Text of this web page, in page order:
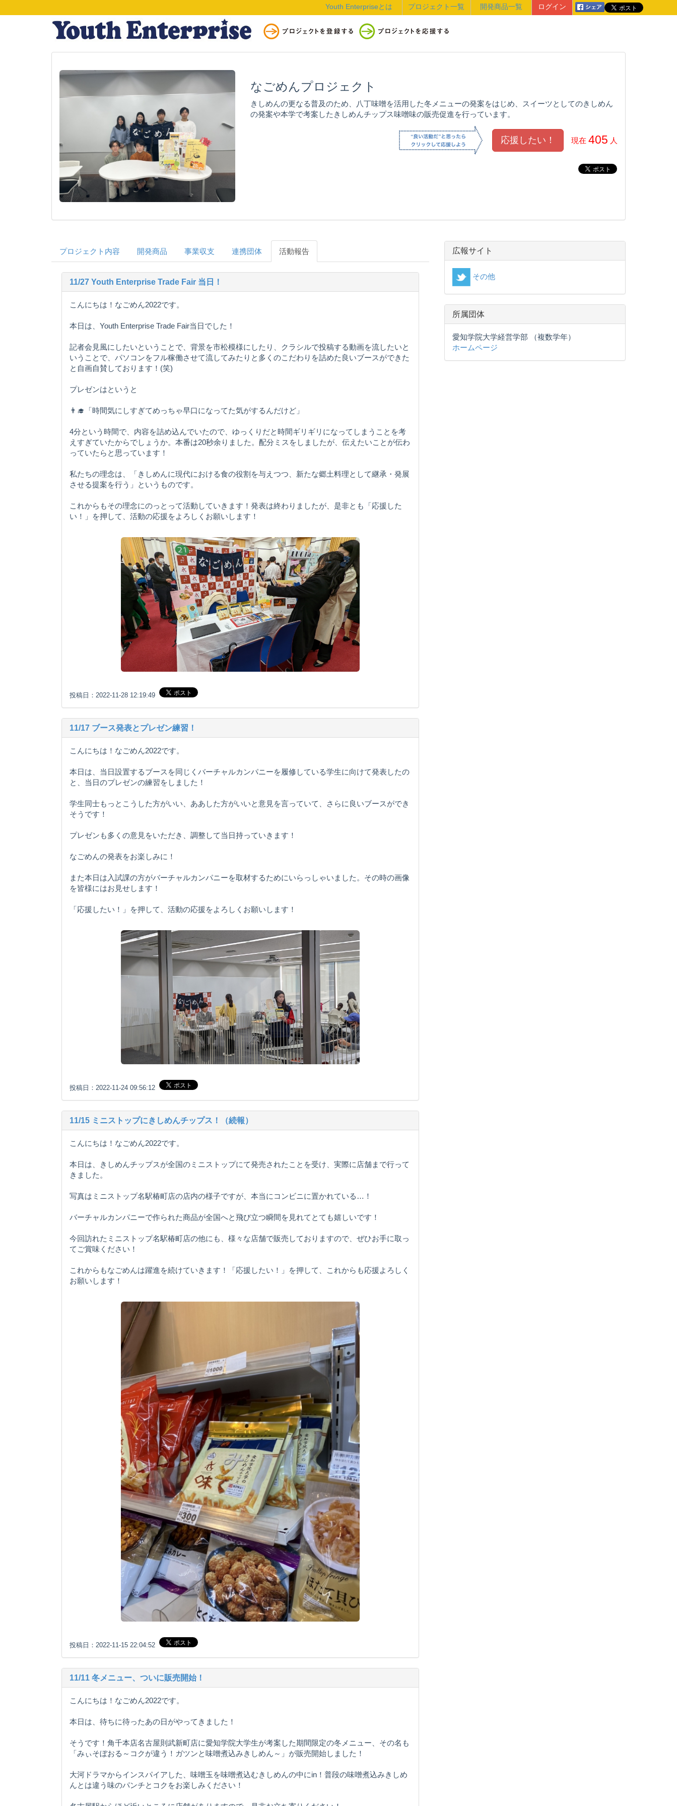
ログイン
開発商品一覧
プロジェクト一覧
Youth Enterpriseとは
なごめんプロジェクト
きしめんの更なる普及のため、八丁味噌を活用した冬メニューの発案をはじめ、スイーツとしてのきしめん
の発案や本学で考案したきしめんチップス味噌味の販売促進を行っています。
現在 405 人
プロジェクト内容 開発商品 事業収支 連携団体 活動報告
11/27 Youth Enterprise Trade Fair 当日！
こんにちは！なごめん2022です。
本日は、Youth Enterprise Trade Fair当日でした！
記者会見風にしたいということで、背景を市松模様にしたり、クラシルで投稿する動画を流したいと
いうことで、パソコンをフル稼働させて流してみたりと多くのこだわりを詰めた良いブースができた
と自画自賛しております！(笑)
プレゼンはというと
👨‍🎓「時間気にしすぎてめっちゃ早口になってた気がするんだけど」
4分という時間で、内容を詰め込んでいたので、ゆっくりだと時間ギリギリになってしまうことを考
えすぎていたからでしょうか。本番は20秒余りました。配分ミスをしましたが、伝えたいことが伝わ
っていたらと思っています！
私たちの理念は、「きしめんに現代における食の役割を与えつつ、新たな郷土料理として継承・発展
させる提案を行う」というものです。
これからもその理念にのっとって活動していきます！発表は終わりましたが、是非とも「応援した
い！」を押して、活動の応援をよろしくお願いします！
投稿日：2022-11-28 12:19:49
11/17 ブース発表とプレゼン練習！
こんにちは！なごめん2022です。
本日は、当日設置するブースを同じくバーチャルカンパニーを履修している学生に向けて発表したの
と、当日のプレゼンの練習をしました！
学生同士もっとこうした方がいい、ああした方がいいと意見を言っていて、さらに良いブースができ
そうです！
プレゼンも多くの意見をいただき、調整して当日持っていきます！
なごめんの発表をお楽しみに！
また本日は入試課の方がバーチャルカンパニーを取材するためにいらっしゃいました。その時の画像
を皆様にはお見せします！
「応援したい！」を押して、活動の応援をよろしくお願いします！
投稿日：2022-11-24 09:56:12
11/15 ミニストップにきしめんチップス！（続報）
こんにちは！なごめん2022です。
本日は、きしめんチップスが全国のミニストップにて発売されたことを受け、実際に店舗まで行って
きました。
写真はミニストップ名駅椿町店の店内の様子ですが、本当にコンビニに置かれている…！
バーチャルカンパニーで作られた商品が全国へと飛び立つ瞬間を見れてとても嬉しいです！
今回訪れたミニストップ名駅椿町店の他にも、様々な店舗で販売しておりますので、ぜひお手に取っ
てご賞味ください！
これからもなごめんは躍進を続けていきます！「応援したい！」を押して、これからも応援よろしく
お願いします！
投稿日：2022-11-15 22:04:52
11/11 冬メニュー、ついに販売開始！
こんにちは！なごめん2022です。
本日は、待ちに待ったあの日がやってきました！
そうです！角千本店名古屋則武新町店に愛知学院大学生が考案した期間限定の冬メニュー、その名も
「みぃそぼおる～コクが違う！ガツンと味噌煮込みきしめん～」が販売開始しました！
大河ドラマからインスパイアした、味噌玉を味噌煮込むきしめんの中にin！普段の味噌煮込みきしめ
んとは違う味のパンチとコクをお楽しみください！
広報サイト
その他
所属団体
愛知学院大学経営学部 （複数学年）
ホームページ